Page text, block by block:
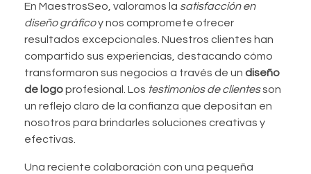
En MaestrosSeo, valoramos la satisfacción en
diseño gráficoy nos compromete ofrecer
resultados excepcionales. Nuestros clientes han
compartido sus experiencias, destacando cómo
transformaron sus negocios a través de un diseño
de logoprofesional. Los testimonios de clientesson
un reflejo claro de la confianza que depositan en
nosotros para brindarles soluciones creativas y
efectivas.
Una reciente colaboración con una pequeña